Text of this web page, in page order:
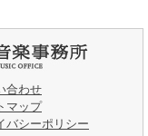
合わせ
マップ
バシーポリシー